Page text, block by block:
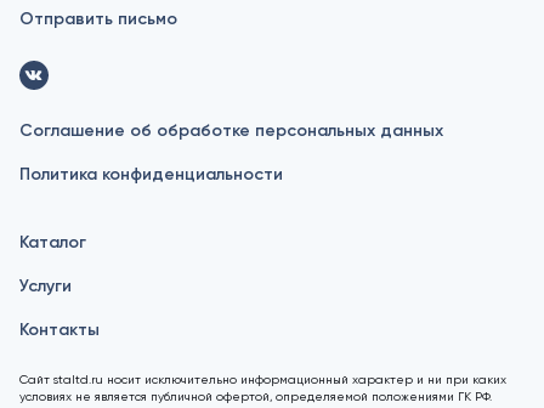
Отправить письмо
Соглашение об обработке персональных данных
Политика конфиденциальности
Каталог
Услуги
Контакты
Сайт staltd.ru носит исключительно информационный характер и ни при каких
условиях не является публичной офертой, определяемой положениями ГК РФ.